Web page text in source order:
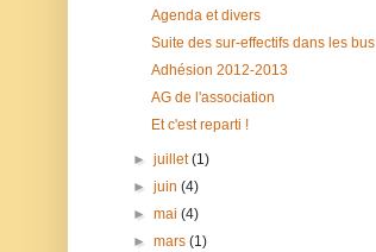
Agenda et divers
Suite des sur-effectifs dans les bus
Adhésion 2012-2013
AG de l'association
Et c'est reparti !
►juillet(1)
►juin(4)
►mai(4)
►mars(1)